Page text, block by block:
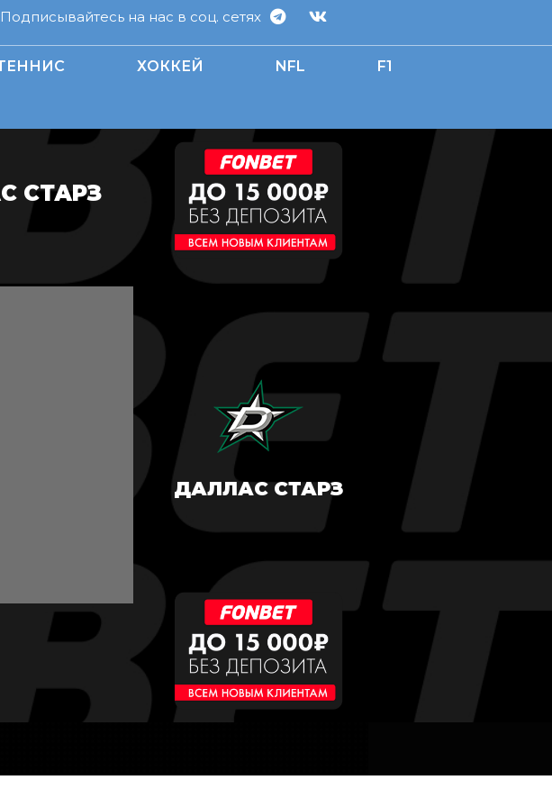
Подписывайтесь на нас в соц. сетях
ХОККЕЙ NFL F1
СТАРЗ
ДАЛЛАС СТАРЗ